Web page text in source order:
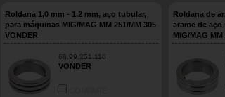
Roldana 1,0 mm - 1,2 mm, aço tubular,
para máquinas MIG/MAG MM 251/MM 305
VONDER
68.99.251.116
VONDER
Roldana de
arame de
MIG/MAG MM
305/MMP 252,